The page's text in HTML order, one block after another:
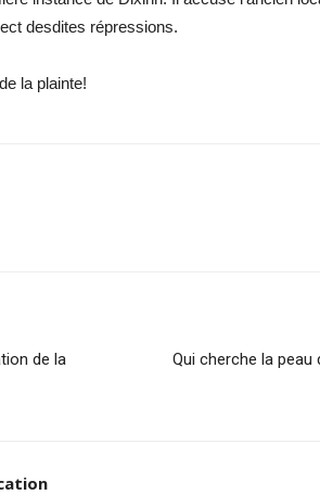
desdites répressions.
la plainte!
de la
Qui cherche la